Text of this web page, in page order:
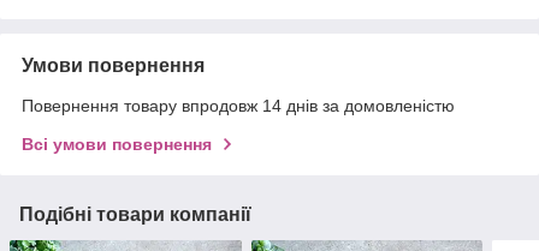
Умови повернення
Повернення товару впродовж 14 днів за домовленістю
Всі умови повернення
Подібні товари компанії